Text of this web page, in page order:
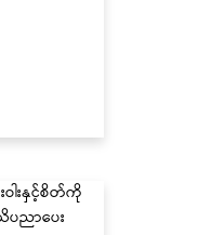
ါးနှင့်စိတ်ကို
ပညာပေး